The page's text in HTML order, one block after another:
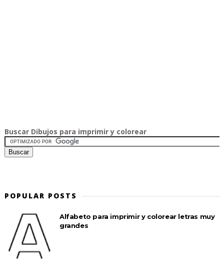
Buscar Dibujos para imprimir y colorear
POPULAR POSTS
Alfabeto para imprimir y colorear letras muy
grandes